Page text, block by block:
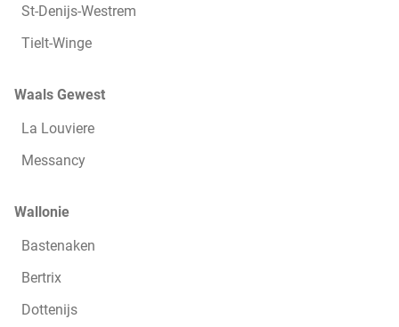
St-Denijs-Westrem
Tielt-Winge
Waals Gewest
La Louviere
Messancy
Wallonie
Bastenaken
Bertrix
Dottenijs